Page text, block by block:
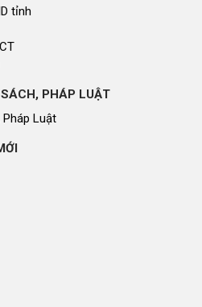
tỉnh
PHÁP LUẬT
Pháp Luật